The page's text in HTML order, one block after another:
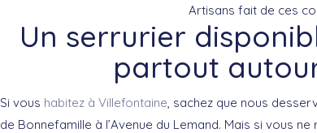
Artisans fait de ces
Un serrurier
partout
Si vous habitez à Villefontaine, sachez que nous
de Bonnefamille à l’Avenue du Lemand. Mais si vous